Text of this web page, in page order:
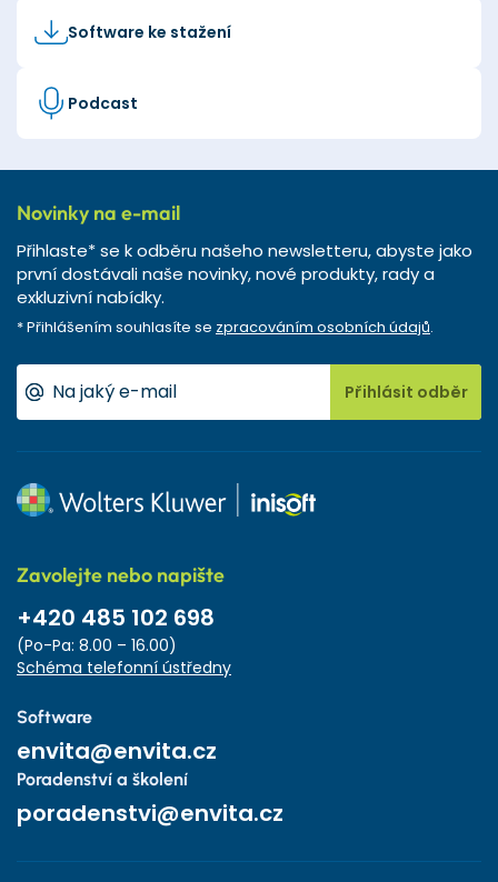
Software ke stažení
Podcast
Novinky na e-mail
Přihlaste* se k odběru našeho newsletteru, abyste jako
první dostávali naše novinky, nové produkty, rady a
exkluzivní nabídky.
* Přihlášením souhlasíte se zpracováním osobních údajů.
Přihlásit odběr
Zavolejte nebo napište
+420 485 102 698
(Po-Pa: 8.00 – 16.00)
Schéma telefonní ústředny
Software
envita@envita.cz
Poradenství a školení
poradenstvi@envita.cz